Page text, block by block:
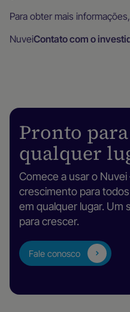
Para obter mais
‍NuveiContato com o
Pronto
qualquer
Comece a usar o
crescimento para
em qualquer lugar. Um
para crescer.
Fale conosco